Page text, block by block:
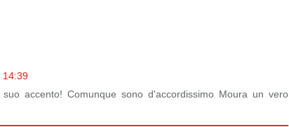
14:39
accento! Comunque sono d'accordissimo Moura un vero